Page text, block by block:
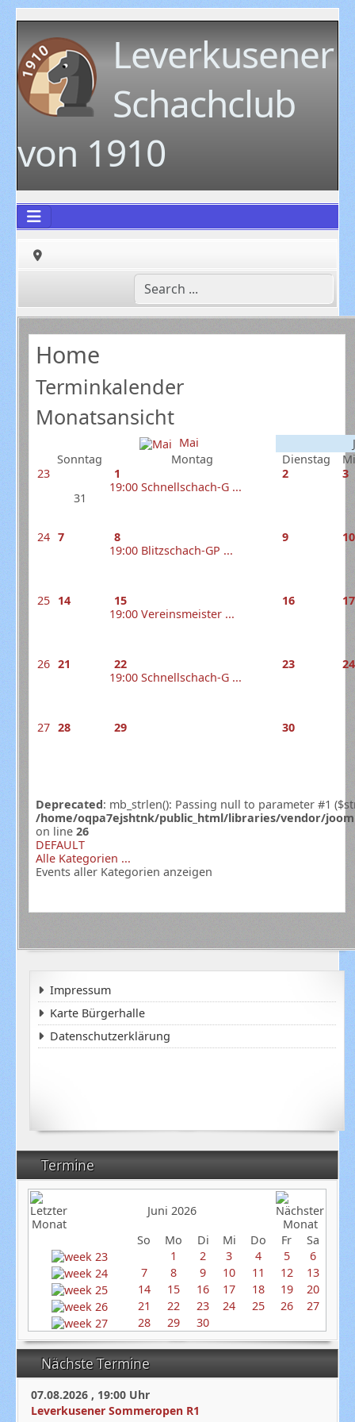
Leverkusener
Schachclub
von 1910
Termine
Juni 2026
So
Mo Di Mi Do Fr
Sa
1
2 3 4 5
6
7
8 9 10 11 12
13
14
15 16 17 18 19
20
21
22 23 24 25 26
27
28
29 30
Nächste Termine
07.08.2026 , 19:00 Uhr
Leverkusener Sommeropen R1
Home
Terminkalender
Monatsansicht
Mai
Sonntag
Montag Dienstag
23
31
1
19:00 Schnellschach-G ...
2 3
24 7
8
19:00 Blitzschach-GP ...
9 10
25 14
15
19:00 Vereinsmeister ...
16 17
26 21
22
19:00 Schnellschach-G ...
23 24
27 28 29 30
Deprecated: mb_strlen(): Passing null to parameter #1
/home/oqpa7ejshtnk/public_html/libraries/vendor/
on line26
DEFAULT
Alle Kategorien ...
Events aller Kategorien anzeigen
Impressum
Karte Bürgerhalle
Datenschutzerklärung